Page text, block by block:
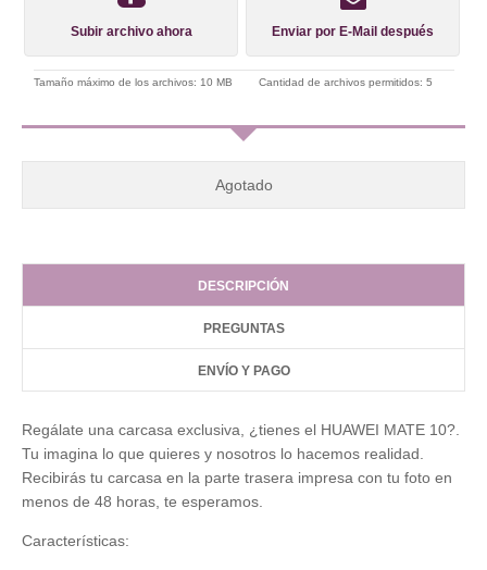
Subir archivo ahora Enviar por E-Mail después
Tamaño máximo de los archivos: 10 MB Cantidad de archivos permitidos: 5
Agotado
DESCRIPCIÓN
PREGUNTAS
ENVÍO Y PAGO
Regálate una carcasa exclusiva, ¿tienes el HUAWEI MATE 10?.
Tu imagina lo que quieres y nosotros lo hacemos realidad.
Recibirás tu carcasa en la parte trasera impresa con tu foto en
menos de 48 horas, te esperamos.
Características: